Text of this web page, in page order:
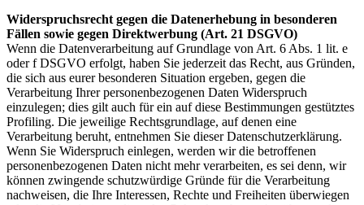
Widerspruchsrecht gegen die Datenerhebung in besonderen
Fällen sowie gegen Direktwerbung (Art. 21 DSGVO)
Wenn die Datenverarbeitung auf Grundlage von Art. 6 Abs. 1 lit. e
oder f DSGVO erfolgt, haben Sie jederzeit das Recht, aus Gründen,
die sich aus eurer besonderen Situation ergeben, gegen die
Verarbeitung Ihrer personenbezogenen Daten Widerspruch
einzulegen; dies gilt auch für ein auf diese Bestimmungen gestütztes
Profiling. Die jeweilige Rechtsgrundlage, auf denen eine
Verarbeitung beruht, entnehmen Sie dieser Datenschutzerklärung.
Wenn Sie Widerspruch einlegen, werden wir die betroffenen
personenbezogenen Daten nicht mehr verarbeiten, es sei denn, wir
können zwingende schutzwürdige Gründe für die Verarbeitung
nachweisen, die Ihre Interessen, Rechte und Freiheiten überwiegen